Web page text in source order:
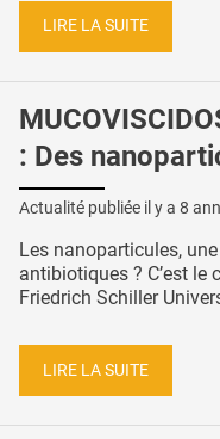
LIRE LA SUITE
: Des
Actualité publiée il y a 8
Les nanoparticules,
antibiotiques ? C’est le
Friedrich Schiller
LIRE LA SUITE